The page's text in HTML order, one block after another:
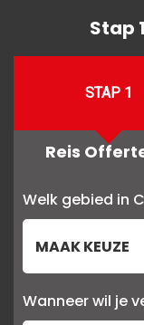
Stap
STAP 1
Reis
Welk gebied in
Wanneer wil je